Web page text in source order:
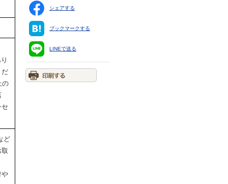
だ
の
ど
や
シェアする
ブックマークする
LINEで送る